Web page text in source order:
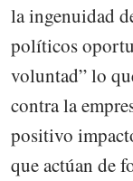
la ingenuidad
políticos
voluntad” lo
contra la
positivo
que actúan de